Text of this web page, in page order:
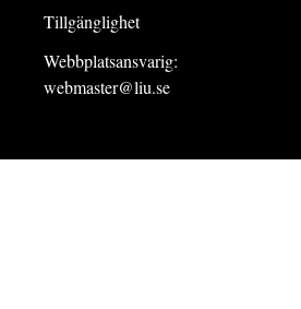
Tillgänglighet
Webbplatsansvarig:
webmaster@liu.se